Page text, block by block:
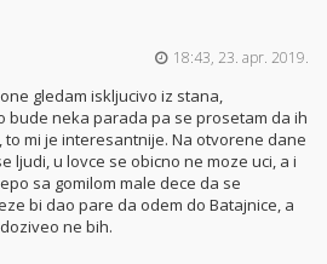
18:43, 23. apr. 2019.
gledam iskljucivo iz stana,
bude neka parada pa se prosetam da ih
to mi je interesantnije. Na otvorene dane
ljudi, u lovce se obicno ne moze uci, a i
sa gomilom male dece da se
bi dao pare da odem do Batajnice, a
ne bih.